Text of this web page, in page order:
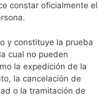
constar oficialmente el
y constituye la prueba
cual no pueden
la expedición de la
la cancelación de
o la tramitación de